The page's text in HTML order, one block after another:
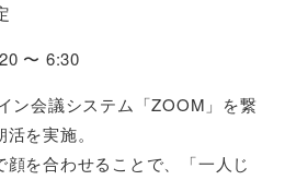
〜 6:30
ン会議システム「ZOOM」を繋
を実施。
顔を合わせることで、「一人じ